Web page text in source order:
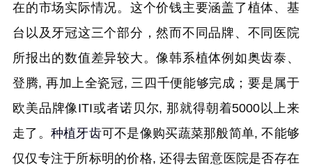
在的市场实际情况。这个价钱主要涵盖了植体、基
台以及牙冠这三个部分，然而不同品牌、不同医院
所报出的数值差异较大。像韩系植体例如奥齿泰、
登腾, 再加上全瓷冠, 三四千便能够完成；要是属于
欧美品牌像ITI或者诺贝尔, 那就得朝着5000以上来
走了。 种植牙齿可不是像购买蔬菜那般简单, 不能够
仅仅专注于所标明的价格, 还得去留意医院是否存在